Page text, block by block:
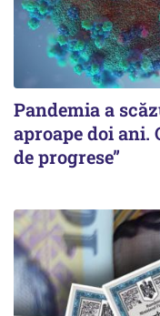
Pandemia a
aproape doi ani.
de progrese”